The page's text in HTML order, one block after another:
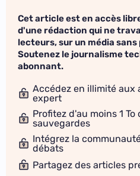
Cet article est en accès
d'une rédaction qui ne
lecteurs, sur un média
Soutenez le journalisme
abonnant.
Accédez en illimité aux
expert
Profitez d'au moins 1
sauvegardes
Intégrez la
débats
Partagez des articles